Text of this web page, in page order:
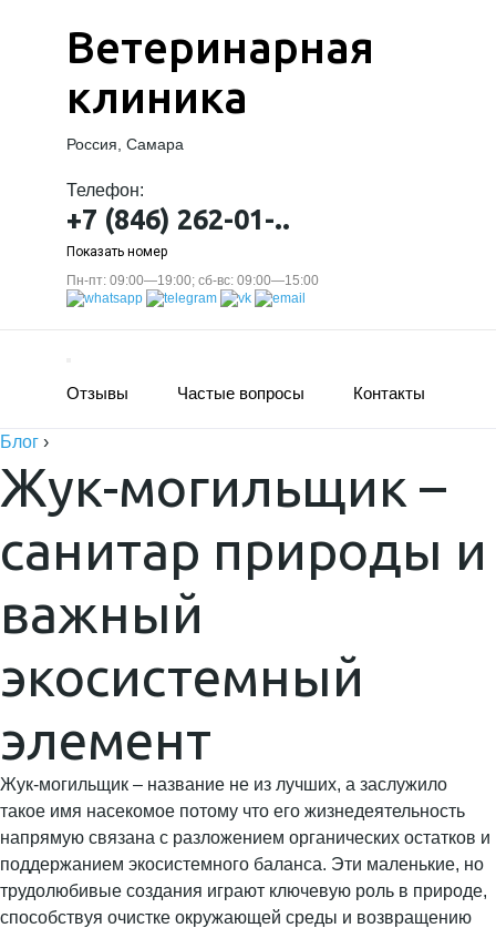
Ветеринарная
клиника
Россия, Самара
Телефон:
+7 (846) 262-01-..
Показать номер
Пн-пт: 09:00—19:00; сб-вс: 09:00—15:00
Отзывы Частые вопросы Контакты
Блог ›
Жук-могильщик –
санитар природы и
важный
экосистемный
элемент
Жук-могильщик – название не из лучших, а заслужило
такое имя насекомое потому что его жизнедеятельность
напрямую связана с разложением органических остатков и
поддержанием экосистемного баланса. Эти маленькие, но
трудолюбивые создания играют ключевую роль в природе,
способствуя очистке окружающей среды и возвращению